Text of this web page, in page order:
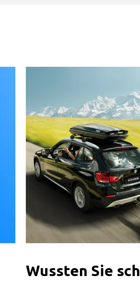
Wussten Sie